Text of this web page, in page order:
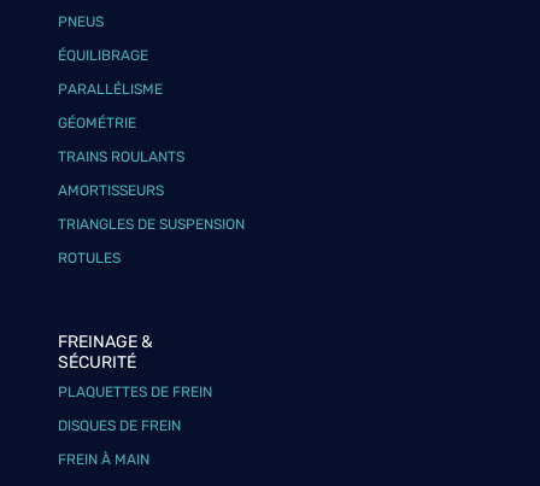
PNEUS
ÉQUILIBRAGE
PARALLÉLISME
GÉOMÉTRIE
TRAINS ROULANTS
AMORTISSEURS
TRIANGLES DE SUSPENSION
ROTULES
FREINAGE &
SÉCURITÉ
PLAQUETTES DE FREIN
DISQUES DE FREIN
FREIN À MAIN